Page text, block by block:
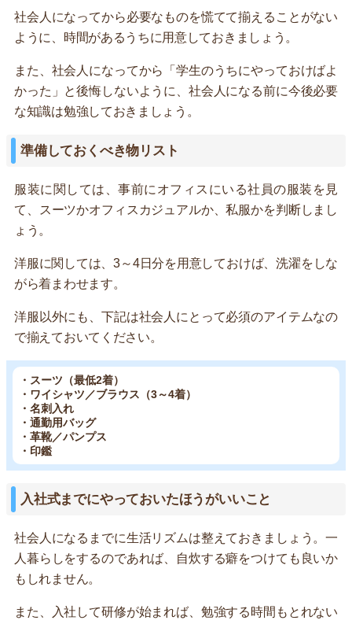
社会人になってから必要なものを慌てて揃えることがない
ように、時間があるうちに用意しておきましょう。
また、社会人になってから「学生のうちにやっておけばよ
かった」と後悔しないように、社会人になる前に今後必要
な知識は勉強しておきましょう。
準備しておくべき物リスト
服装に関しては、事前にオフィスにいる社員の服装を見
て、スーツかオフィスカジュアルか、私服かを判断しまし
ょう。
洋服に関しては、3～4日分を用意しておけば、洗濯をしな
がら着まわせます。
洋服以外にも、下記は社会人にとって必須のアイテムなの
で揃えておいてください。
・スーツ（最低2着）
・ワイシャツ／ブラウス（3～4着）
・名刺入れ
・通勤用バッグ
・革靴／パンプス
・印鑑
入社式までにやっておいたほうがいいこと
社会人になるまでに生活リズムは整えておきましょう。一
人暮らしをするのであれば、自炊する癖をつけても良いか
もしれません。
また、入社して研修が始まれば、勉強する時間もとれない